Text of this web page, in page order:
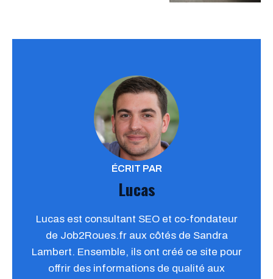
ÉCRIT PAR
Lucas
Lucas est consultant SEO et co-fondateur
de Job2Roues.fr aux côtés de Sandra
Lambert. Ensemble, ils ont créé ce site pour
offrir des informations de qualité aux